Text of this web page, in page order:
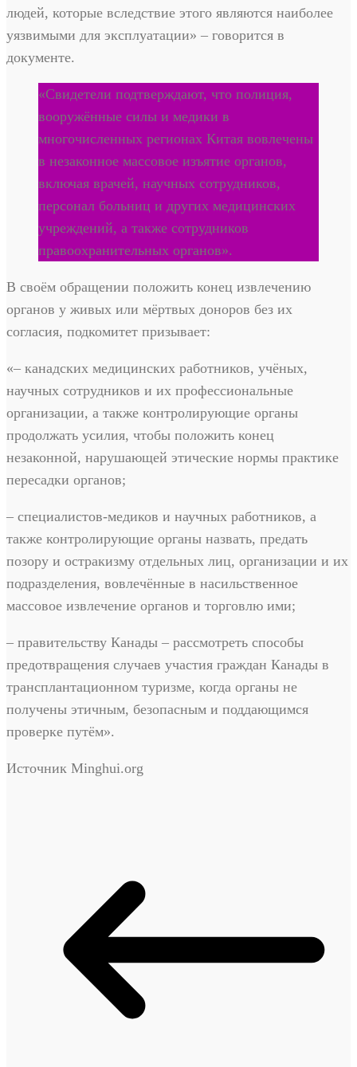
людей, которые вследствие этого являются наиболее
уязвимыми для эксплуатации» – говорится в
документе.
«Свидетели подтверждают, что полиция,
вооружённые силы и медики в
многочисленных регионах Китая вовлечены
в незаконное массовое изъятие органов,
включая врачей, научных сотрудников,
персонал больниц и других медицинских
учреждений, а также сотрудников
правоохранительных органов».
В своём обращении положить конец извлечению
органов у живых или мёртвых доноров без их
согласия, подкомитет призывает:
«– канадских медицинских работников, учёных,
научных сотрудников и их профессиональные
организации, а также контролирующие органы
продолжать усилия, чтобы положить конец
незаконной, нарушающей этические нормы практике
пересадки органов;
– специалистов-медиков и научных работников, а
также контролирующие органы назвать, предать
позору и остракизму отдельных лиц, организации и их
подразделения, вовлечённые в насильственное
массовое извлечение органов и торговлю ими;
– правительству Канады – рассмотреть способы
предотвращения случаев участия граждан Канады в
трансплантационном туризме, когда органы не
получены этичным, безопасным и поддающимся
проверке путём».
Источник Minghui.org